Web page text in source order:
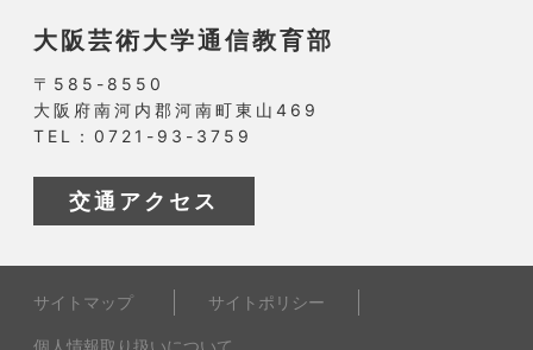
大阪芸術大学通信教育部
〒585-8550
大阪府南河内郡河南町東山469
TEL：0721-93-3759
交通アクセス
サイトマップ サイトポリシー